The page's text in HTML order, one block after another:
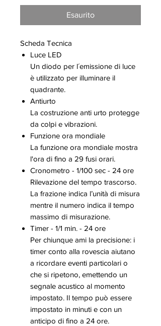
Esaurito
Scheda Tecnica
Luce LED
Un diodo per l´emissione di luce
è utilizzato per illuminare il
quadrante.
Antiurto
La costruzione anti urto protegge
da colpi e vibrazioni.
Funzione ora mondiale
La funzione ora mondiale mostra
l'ora di fino a 29 fusi orari.
Cronometro - 1/100 sec - 24 ore
Rilevazione del tempo trascorso.
La frazione indica l’unità di misura
mentre il numero indica il tempo
massimo di misurazione.
Timer - 1/1 min. - 24 ore
Per chiunque ami la precisione: i
timer conto alla rovescia aiutano
a ricordare eventi particolari o
che si ripetono, emettendo un
segnale acustico al momento
impostato. Il tempo può essere
impostato in minuti e con un
anticipo di fino a 24 ore.